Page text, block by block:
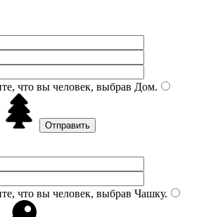
что вы человек, выбрав Дом.
что вы человек, выбрав Чашку.